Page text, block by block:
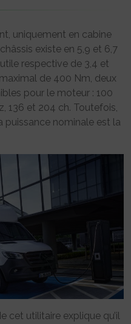
uniquement en cabine
existe en 5,9 et 6,7
respective de 3,4 et
de 400 Nm, deux
pour le moteur : 100
136 et 204 ch. Toutefois,
puissance nominale est la
cet utilitaire explique qu’il